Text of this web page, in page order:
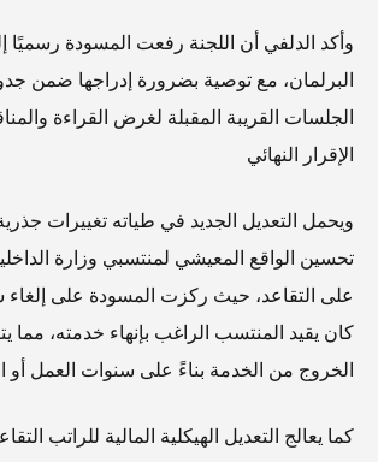
وأكد الدلفي أن اللجنة رفعت المسودة رسميًا
البرلمان، مع توصية بضرورة إدراجها ضمن
الجلسات القريبة المقبلة لغرض القراءة
الإقرار النهائي
ويحمل التعديل الجديد في طياته تغييرات
تحسين الواقع المعيشي لمنتسبي وزارة
على التقاعد، حيث ركزت المسودة على
كان يقيد المنتسب الراغب بإنهاء خدمته، مما
الخروج من الخدمة بناءً على سنوات العمل أو
كما يعالج التعديل الهيكلية المالية للراتب